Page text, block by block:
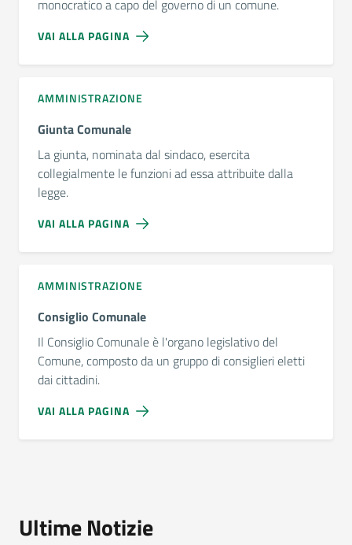
monocratico a capo del governo di un comune.
VAI ALLA PAGINA
AMMINISTRAZIONE
Giunta Comunale
La giunta, nominata dal sindaco, esercita
collegialmente le funzioni ad essa attribuite dalla
legge.
VAI ALLA PAGINA
AMMINISTRAZIONE
Consiglio Comunale
Il Consiglio Comunale è l'organo legislativo del
Comune, composto da un gruppo di consiglieri eletti
dai cittadini.
VAI ALLA PAGINA
Ultime Notizie